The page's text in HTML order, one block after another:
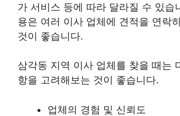
가 서비스 등에 따라 달라질 수 있습
용은 여러 이사 업체에 견적을 연락
것이 좋습니다.
삼각동 지역 이사 업체를 찾을 때는
항을 고려해보는 것이 좋습니다.
업체의 경험 및 신뢰도